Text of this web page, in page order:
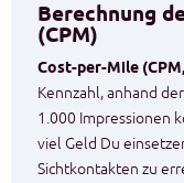
Berechnung
(CPM)
Cost-per-Mile
Kennzahl, anhand
1.000 Impressionen
viel Geld Du
Sichtkontakten zu